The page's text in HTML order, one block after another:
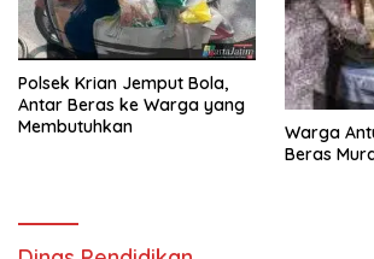
Polsek Krian Jemput Bola,
Antar Beras ke Warga yang
Membutuhkan
Warga
Beras